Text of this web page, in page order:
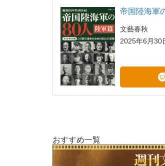
帝国陸海軍
文藝春秋
2025年6月30
おすすめ一覧